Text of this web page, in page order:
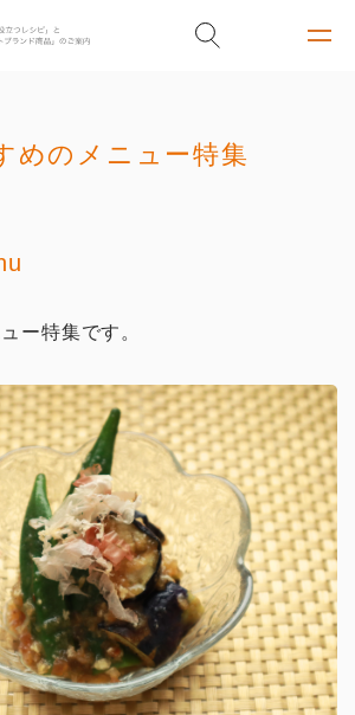
めのメニュー特集
ー特集です。